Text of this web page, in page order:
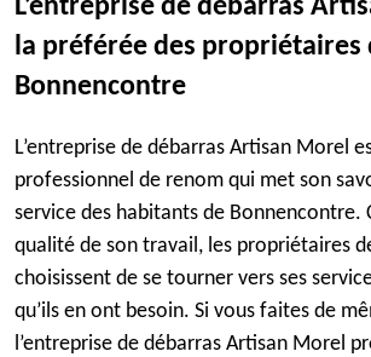
L’entreprise de débarras
la préférée des propriétaires
Bonnencontre
L’entreprise de débarras Artisan Morel
professionnel de renom qui met son
service des habitants de Bonnencontre.
qualité de son travail, les propriétaires
choisissent de se tourner vers ses
qu’ils en ont besoin. Si vous faites de
l’entreprise de débarras Artisan Morel